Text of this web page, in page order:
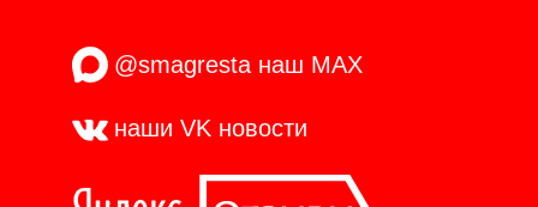
@smagresta наш MAX
наши VK новости